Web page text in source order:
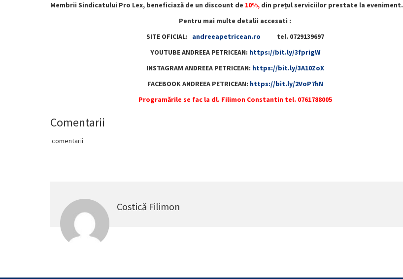
Membrii Sindicatului Pro Lex, beneficiază de un discount de 10%, din prețul serviciilor prestate la eveniment.
Pentru mai multe detalii accesati :
SITE OFICIAL:
andreeapetricean.ro tel. 0729139697
YOUTUBE ANDREEA PETRICEAN: https://bit.ly/3fprigW
INSTAGRAM ANDREEA PETRICEAN: https://bit.ly/3A10ZoX
FACEBOOK ANDREEA PETRICEAN: https://bit.ly/2VoP7hN
Programările se fac la dl. Filimon Constantin tel. 0761788005
Comentarii
comentarii
Costică Filimon